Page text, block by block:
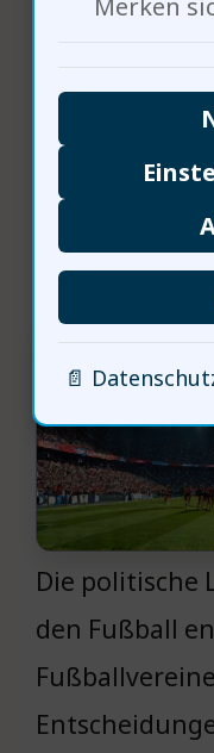
sind die
Der
den
Die politische
den Fußball
Merken
📄